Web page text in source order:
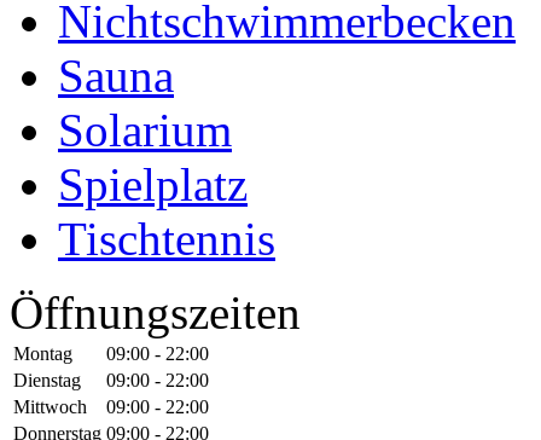
Nichtschwimmerbecken
Sauna
Solarium
Spielplatz
Tischtennis
Öffnungszeiten
Montag
09:00 - 22:00
Dienstag
09:00 - 22:00
Mittwoch
09:00 - 22:00
Donnerstag 09:00 - 22:00